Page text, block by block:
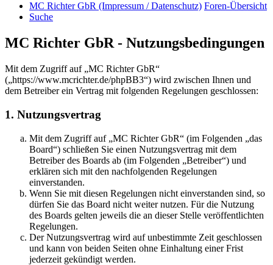
MC Richter GbR (Impressum / Datenschutz) Foren-Übersicht
Suche
MC Richter GbR - Nutzungsbedingungen
Mit dem Zugriff auf „MC Richter GbR“
(„https://www.mcrichter.de/phpBB3“) wird zwischen Ihnen und
dem Betreiber ein Vertrag mit folgenden Regelungen geschlossen:
1. Nutzungsvertrag
Mit dem Zugriff auf „MC Richter GbR“ (im Folgenden „das
Board“) schließen Sie einen Nutzungsvertrag mit dem
Betreiber des Boards ab (im Folgenden „Betreiber“) und
erklären sich mit den nachfolgenden Regelungen
einverstanden.
Wenn Sie mit diesen Regelungen nicht einverstanden sind, so
dürfen Sie das Board nicht weiter nutzen. Für die Nutzung
des Boards gelten jeweils die an dieser Stelle veröffentlichten
Regelungen.
Der Nutzungsvertrag wird auf unbestimmte Zeit geschlossen
und kann von beiden Seiten ohne Einhaltung einer Frist
jederzeit gekündigt werden.